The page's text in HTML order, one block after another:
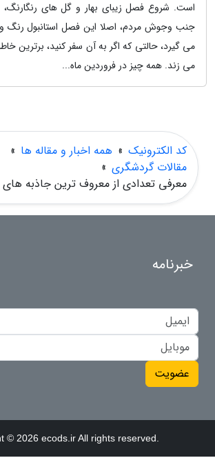
است. شروع فصل زیبای بهار و گل های رنگارنگ،
جنب وجوش مردم، اصلا این فصل استانبول رنگ
می گیرد، حالتی که اگر به آن سفر کنید، برترین
می زند. همه چیز در فروردین ماه...
کد الکترونیک » همه اخبار و مقاله ها »
مقالات گردشگری »
معرفی تعدادی از معروف ترین جاذبه
خبرنامه
عضویت
© 2026 ecods.ir All rights reserved.